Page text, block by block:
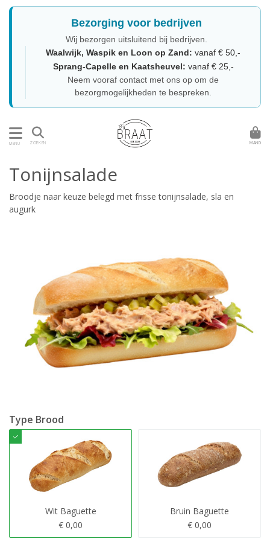
Bezorging voor bedrijven
Wij bezorgen uitsluitend bij bedrijven.
Waalwijk, Waspik en Loon op Zand: vanaf € 50,-
Sprang-Capelle en Kaatsheuvel: vanaf € 25,-
Neem vooraf contact met ons op om de
bezorgmogelijkheden te bespreken.
MENU ZOEKEN MAND
Tonijnsalade
Broodje naar keuze belegd met frisse tonijnsalade, sla en
augurk
Type Brood
Wit Baguette
€ 0,00
Bruin Baguette
€ 0,00